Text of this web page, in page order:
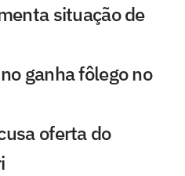
situação de
ganha fôlego no
oferta do